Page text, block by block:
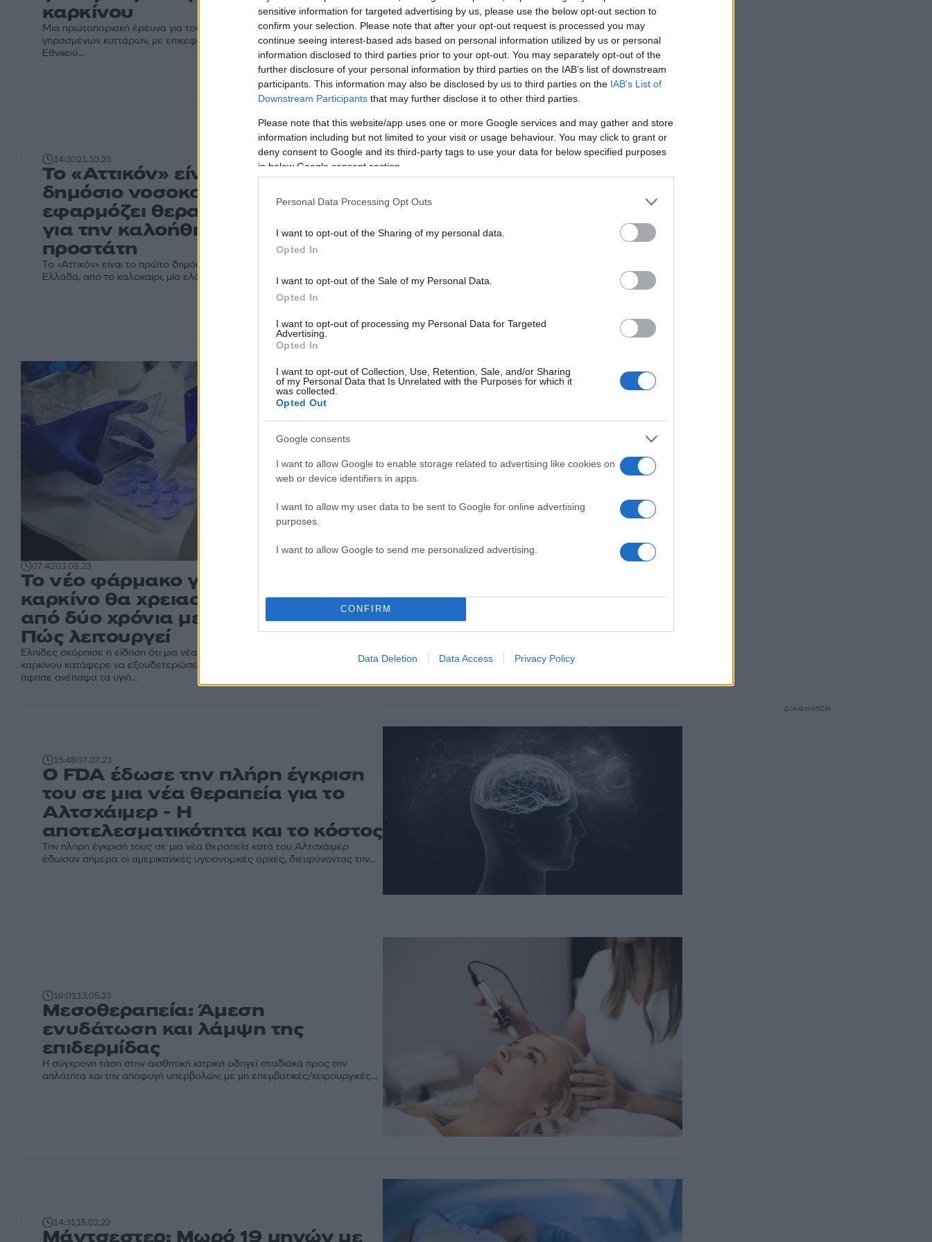
sensitive information for targeted advertising by us, please use the below opt-out section to
confirm your selection. Please note that after your opt-out request is processed you may
continue seeing interest-based ads based on personal information utilized by us or personal
information disclosed to third parties prior to your opt-out. You may separately opt-out of the
further disclosure of your personal information by third parties on the IAB’s list of downstream
participants. This information may also be disclosed by us to third parties on the IAB’s List of
Downstream Participants that may further disclose it to other third parties.
Please note that this website/app uses one or more Google services and may gather and store
information including but not limited to your visit or usage behaviour. You may click to grant or
deny consent to Google and its third-party tags to use your data for below specified purposes
in below Google consent section.
Personal Data Processing Opt Outs
I want to opt-out of the Sharing of my personal data.
Opted In
I want to opt-out of the Sale of my Personal Data.
Opted In
I want to opt-out of processing my Personal Data for Targeted
Advertising.
Opted In
I want to opt-out of Collection, Use, Retention, Sale, and/or Sharing
of my Personal Data that Is Unrelated with the Purposes for which it
was collected.
Opted Out
Google consents
I want to allow Google to enable storage related to advertising like cookies on
web or device identifiers in apps.
I want to allow my user data to be sent to Google for online advertising
purposes.
I want to allow Google to send me personalized advertising.
CONFIRM
Data Deletion Data Access Privacy Policy
καρκίνου
Μια πρωτοποριακή έρευνα για τον εντοπισμό και την απομόνωση των
γηρασμένων κυττάρων, με επικεφαλής τον καθηγητή Ιατρικής του
Εθνικού...
14:3021.10.23
Το «Αττικόν» είναι το πρώτο
δημόσιο νοσοκομείο που
εφαρμόζει θεραπεία υδρατμών
για την καλοήθη υπερπλασία του
προστάτη
Το «Αττικόν» είναι το πρώτο δημόσιο νοσοκομείο που εφαρμόζει στην
Ελλάδα, από το καλοκαίρι, μία ελάχιστα επεμβατική μέθοδο, για την...
07:4203.08.23
Το νέο φάρμακο για τον
καρκίνο θα χρειαστεί πάνω
από δύο χρόνια μελέτης –
Πώς λειτουργεί
Ελπίδες σκόρπισε η είδηση ότι μια νέα θεραπεία κατά του
καρκίνου κατάφερε να εξουδετερώσει συμπαγείς όγκους και
άφησε ανέπαφα τα υγιή...
μέχρι το 2030 – Τι αναφέρει ο
ΟΗΕ
Πολύ πιθανόν να εξαλειφθεί μέχρι το 2023 το AIDS στην
βούληση να επενδύσουν στην...
15:4807.07.23
Ο FDA έδωσε την πλήρη έγκριση
του σε μια νέα θεραπεία για το
Αλτσχάιμερ - Η
αποτελεσματικότητα και το κόστος
Την πλήρη έγκρισή τους σε μια νέα θεραπεία κατά του Αλτσχάιμερ
έδωσαν σήμερα οι αμερικανικές υγειονομικές αρχές, διευρύνοντας την...
16:0113.05.23
Μεσοθεραπεία: Άμεση
ενυδάτωση και λάμψη της
επιδερμίδας
Η σύγχρονη τάση στην αισθητική ιατρική οδηγεί σταδιακά προς την
απλότητα και την αποφυγή υπερβολών, με μη επεμβατικές/χειρουργικές...
14:3115.02.23
Μάντσεστερ: Μωρό 19 μηνών με
ΔΙΑΦΗΜΙΣΗ